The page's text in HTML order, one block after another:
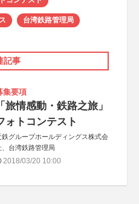
台湾鉄路管理局
記事
集要項
「旅情感動・鉄路之旅」
ォトコンテスト
鉄グループホールディングス株式会
、台湾鉄路管理局
2018/03/20 10:00